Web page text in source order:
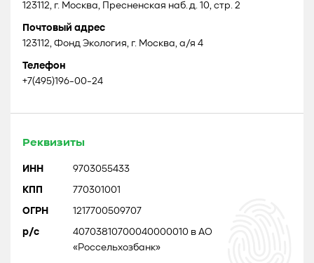
123112, г. Москва, Пресненская наб. д. 10, стр. 2
Почтовый адрес
123112, Фонд Экология, г. Москва, а/я 4
Телефон
+7(495)196-00-24
Реквизиты
ИНН 9703055433
КПП 770301001
ОГРН 1217700509707
р/с
40703810700040000010 в АО
«Россельхозбанк»